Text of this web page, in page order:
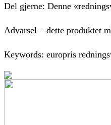
Del gjerne: Denne
Advarsel – dette produktet
Keywords: europris